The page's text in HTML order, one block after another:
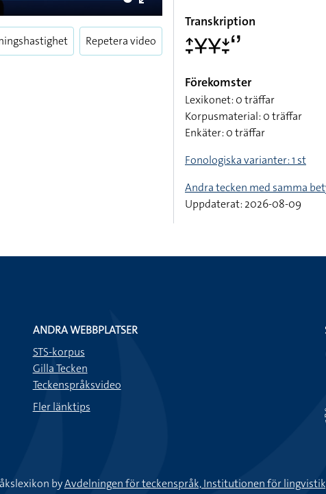
Enter
fullscreen
Repetera video
Transkription
􌤴􌥙􌥃􌥃􌥕􌥙􌥬
Förekomster
Lexikonet: 0 träffar
Korpusmaterial: 0 träffar
Enkäter: 0 träffar
Fonologiska varianter: 1 st
Andra tecken med samma
Uppdaterat: 2026-08-09
ANDRA WEBBPLATSER
STS-korpus
Gilla Tecken
Teckenspråksvideo
Fler länktips
byAvdelningen för teckenspråk, Institutionen för